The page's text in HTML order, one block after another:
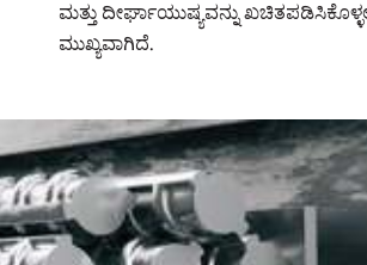
ಮತ್ತು ದೀರ್ಘಾಯುಷ್ಯವನ್ನು
ಮುಖ್ಯವಾಗಿದೆ.